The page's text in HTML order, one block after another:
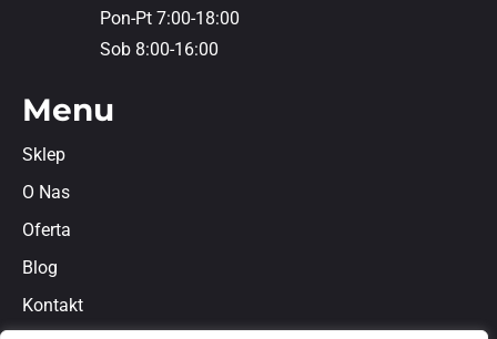
Pon-Pt 7:00-18:00
Sob 8:00-16:00
Menu
Sklep
O Nas
Oferta
Blog
Kontakt